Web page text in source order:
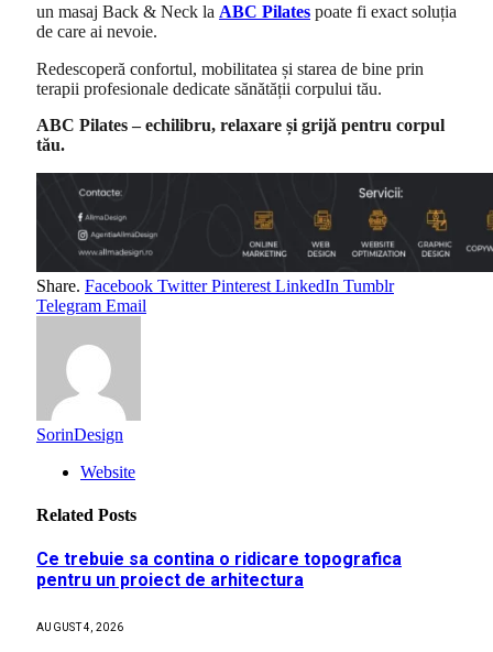
un masaj Back & Neck la ABC Pilates poate fi exact soluția
de care ai nevoie.
Redescoperă confortul, mobilitatea și starea de bine prin
terapii profesionale dedicate sănătății corpului tău.
ABC Pilates – echilibru, relaxare și grijă pentru corpul
tău.
Share. Facebook Twitter Pinterest LinkedIn Tumblr
Telegram Email
SorinDesign
Website
Related Posts
Ce trebuie sa contina o ridicare topografica
pentru un proiect de arhitectura
AUGUST 4, 2026